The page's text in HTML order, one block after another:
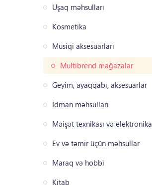
Uşaq məhsulları
Kosmetika
Musiqi aksesuarları
Multibrend mağazalar
Geyim, ayaqqabı, aksesuarlar
İdman məhsulları
Məişət texnikası və elektronika
Ev və təmir üçün məhsullar
Maraq və hobbi
Kitab